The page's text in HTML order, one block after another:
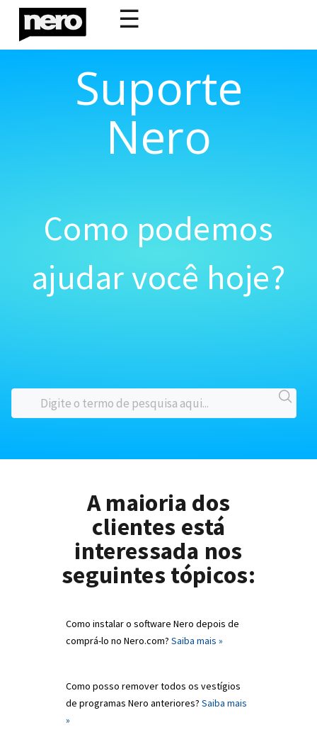
☰
Suporte
Nero
Como podemos
ajudar você hoje?
A maioria dos
clientes está
interessada nos
seguintes tópicos:
Como instalar o software Nero depois de
comprá-lo no Nero.com? Saiba mais »
Como posso remover todos os vestígios
de programas Nero anteriores? Saiba mais
»